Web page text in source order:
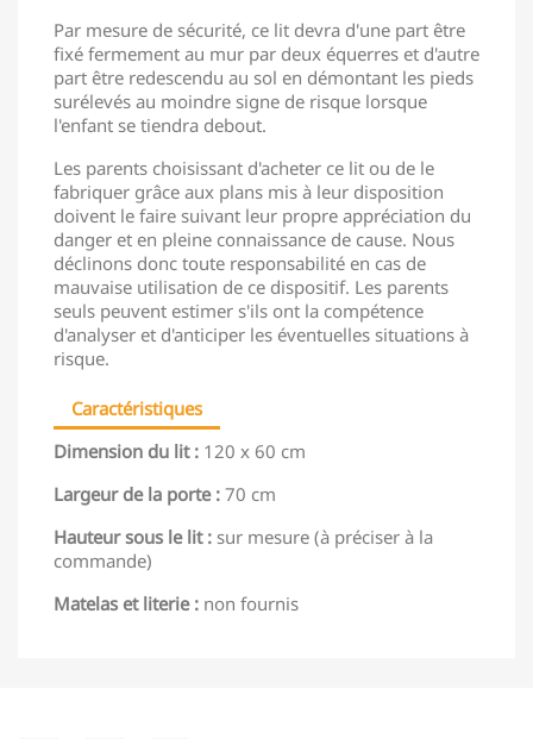
Par mesure de sécurité, ce lit devra d'une part être
fixé fermement au mur par deux équerres et d'autre
part être redescendu au sol en démontant les pieds
surélevés au moindre signe de risque lorsque
l'enfant se tiendra debout.
Les parents choisissant d'acheter ce lit ou de le
fabriquer grâce aux plans mis à leur disposition
doivent le faire suivant leur propre appréciation du
danger et en pleine connaissance de cause. Nous
déclinons donc toute responsabilité en cas de
mauvaise utilisation de ce dispositif. Les parents
seuls peuvent estimer s'ils ont la compétence
d'analyser et d'anticiper les éventuelles situations à
risque.
Caractéristiques
Dimension du lit : 120 x 60 cm
Largeur de la porte : 70 cm
Hauteur sous le lit : sur mesure (à préciser à la
commande)
Matelas et literie : non fournis